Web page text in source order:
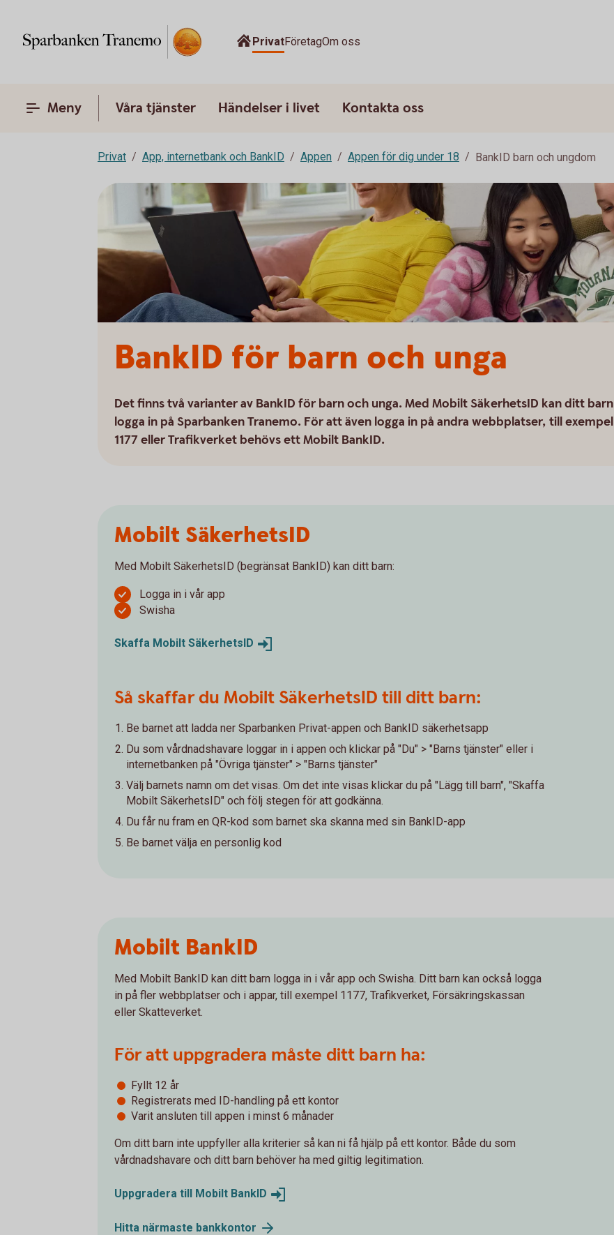
PrivatFöretagOm oss
Meny Våra tjänster Händelser i livet Kontakta oss
Privat App, internetbank och BankID Appen Appen för dig under 18 BankID barn och ungdom
BankID för barn och unga
Det finns två varianter av BankID för barn och unga. Med Mobilt SäkerhetsID kan ditt barn
logga in på Sparbanken Tranemo. För att även logga in på andra webbplatser, till exempel
1177 eller Trafikverket behövs ett Mobilt BankID.
Mobilt SäkerhetsID
Med Mobilt SäkerhetsID (begränsat BankID) kan ditt barn:
Logga in i vår app
Swisha
Skaffa Mobilt SäkerhetsID
Så skaffar du Mobilt SäkerhetsID till ditt barn:
Be barnet att ladda ner Sparbanken Privat-appen och BankID säkerhetsapp
Du som vårdnadshavare loggar in i appen och klickar på "Du" > "Barns tjänster" eller i
internetbanken på "Övriga tjänster" > "Barns tjänster"
Välj barnets namn om det visas. Om det inte visas klickar du på "Lägg till barn", "Skaffa
Mobilt SäkerhetsID" och följ stegen för att godkänna.
Du får nu fram en QR-kod som barnet ska skanna med sin BankID-app
Be barnet välja en personlig kod
Mobilt BankID
Med Mobilt BankID kan ditt barn logga in i vår app och Swisha. Ditt barn kan också logga
in på fler webbplatser och i appar, till exempel 1177, Trafikverket, Försäkringskassan
eller Skatteverket.
För att uppgradera måste ditt barn ha:
Fyllt 12 år
Registrerats med ID-handling på ett kontor
Varit ansluten till appen i minst 6 månader
Om ditt barn inte uppfyller alla kriterier så kan ni få hjälp på ett kontor. Både du som
vårdnadshavare och ditt barn behöver ha med giltig legitimation.
Uppgradera till Mobilt BankID
Hitta närmaste bankkontor